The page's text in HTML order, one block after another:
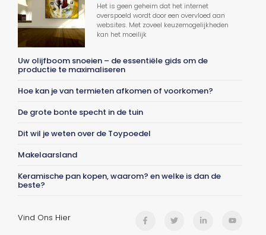
Het is geen geheim dat het internet
overspoeld wordt door een overvloed aan
websites. Met zoveel keuzemogelijkheden
kan het moeilijk
Uw olijfboom snoeien – de essentiële gids om de
productie te maximaliseren
Hoe kan je van termieten afkomen of voorkomen?
De grote bonte specht in de tuin
Dit wil je weten over de Toypoedel
Makelaarsland
Keramische pan kopen, waarom? en welke is dan de
beste?
Vind Ons Hier